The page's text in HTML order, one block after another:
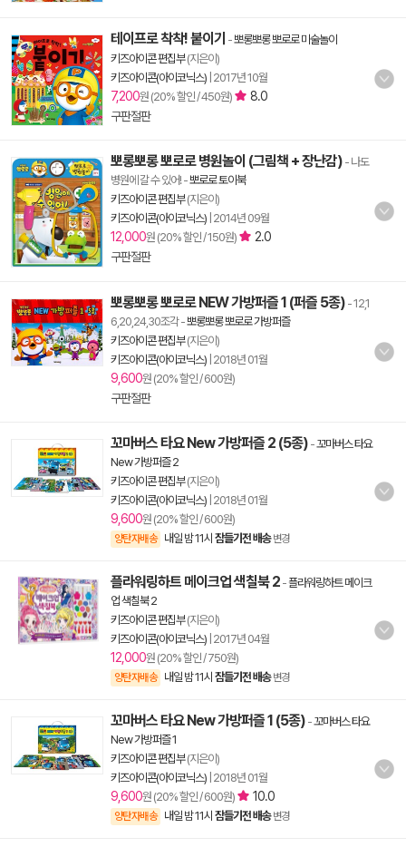
테이프로 착착! 붙이기 -뽀롱뽀롱 뽀로로 미술놀이
키즈아이콘 편집부(지은이)
키즈아이콘(아이코닉스) 2017년 10월
7,200원 (20% 할인 / 450원)
8.0
구판절판
뽀롱뽀롱 뽀로로 병원놀이 (그림책 + 장난감) - 나도
병원에 갈 수 있어!-뽀로로 토이북
키즈아이콘 편집부(지은이)
키즈아이콘(아이코닉스) 2014년 09월
12,000원 (20% 할인 / 150원)
2.0
구판절판
뽀롱뽀롱 뽀로로 NEW 가방퍼즐 1 (퍼즐 5종) - 12,1
6,20,24,30조각-뽀롱뽀롱 뽀로로 가방퍼즐
키즈아이콘 편집부(지은이)
키즈아이콘(아이코닉스) 2018년 01월
9,600원 (20% 할인 / 600원)
구판절판
꼬마버스 타요 New 가방퍼즐 2 (5종) -꼬마버스 타요
New 가방퍼즐 2
키즈아이콘 편집부(지은이)
키즈아이콘(아이코닉스) 2018년 01월
9,600원 (20% 할인 / 600원)
양탄자배송 내일 밤 11시 잠들기전 배송 변경
플라워링하트 메이크업 색칠북 2 - 플라워링하트 메이크
업 색칠북 2
키즈아이콘 편집부(지은이)
키즈아이콘(아이코닉스) 2017년 04월
12,000원 (20% 할인 / 750원)
양탄자배송 내일 밤 11시 잠들기전 배송 변경
꼬마버스 타요 New 가방퍼즐 1 (5종) -꼬마버스 타요
New 가방퍼즐 1
키즈아이콘 편집부(지은이)
키즈아이콘(아이코닉스) 2018년 01월
9,600원 (20% 할인 / 600원) 10.0
양탄자배송 내일 밤 11시 잠들기전 배송 변경